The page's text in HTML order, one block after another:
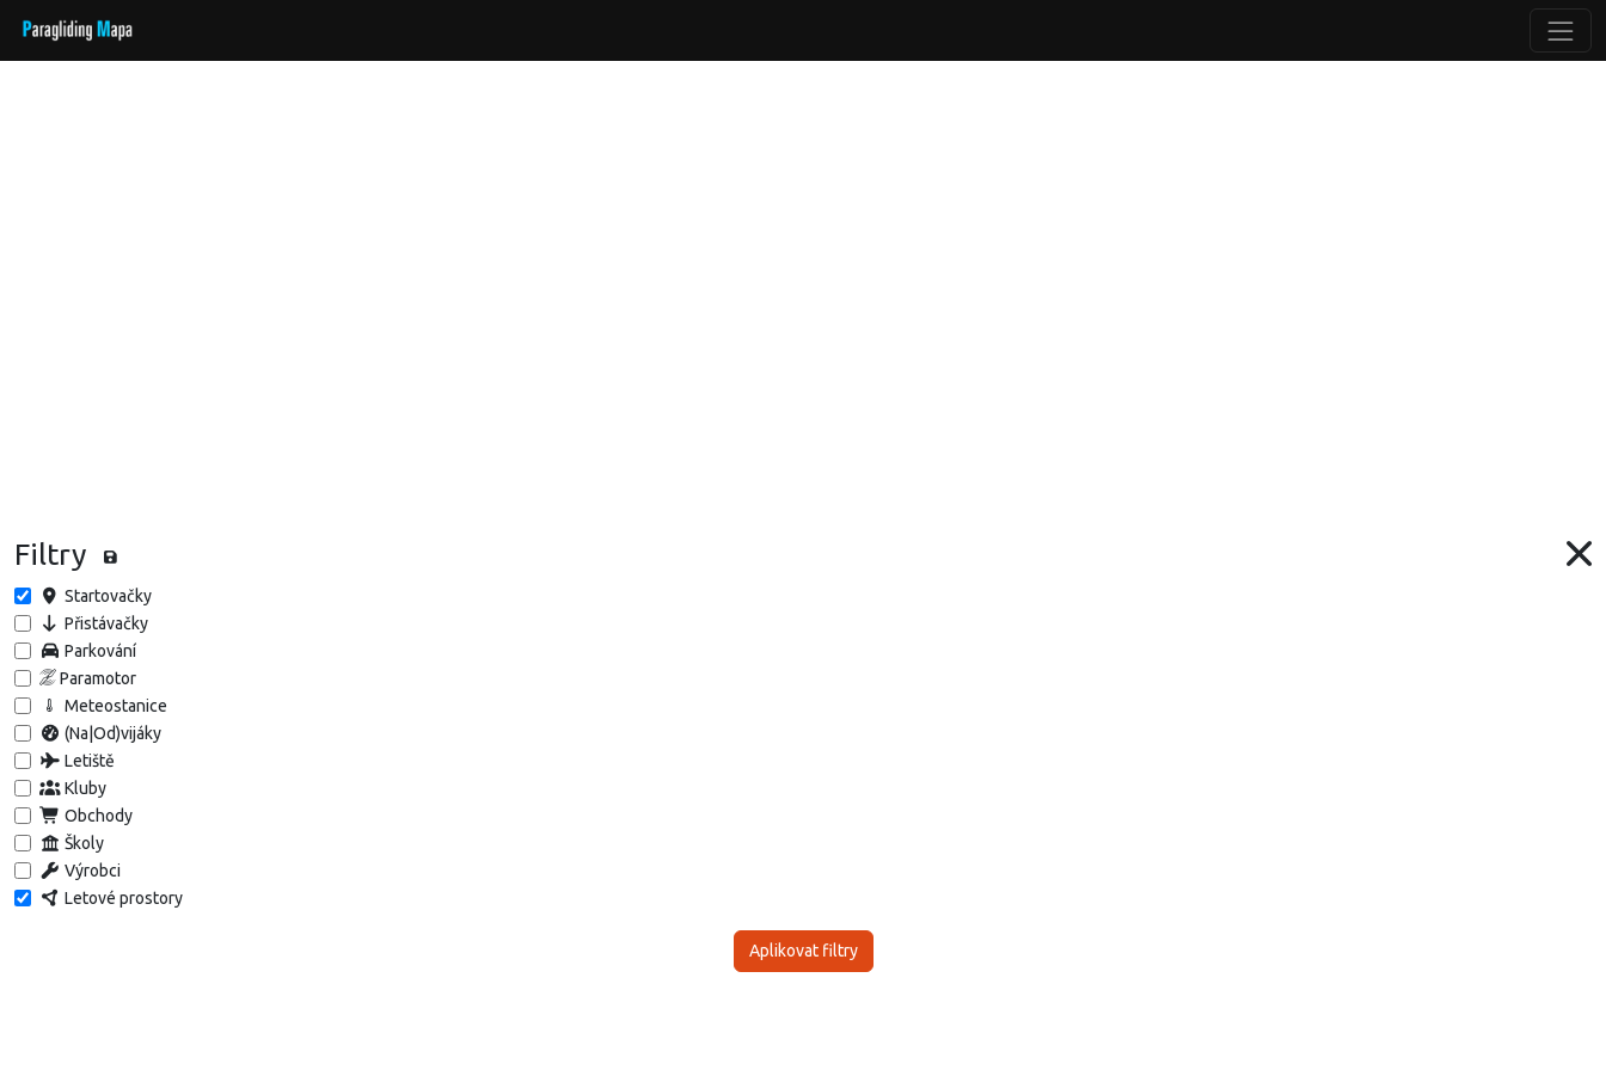
Filtry
Startovačky
Přistávačky
Parkování
Paramotor
Meteostanice
(Na|Od)vijáky
Letiště
Kluby
Obchody
Školy
Výrobci
Letové prostory
Aplikovat filtry